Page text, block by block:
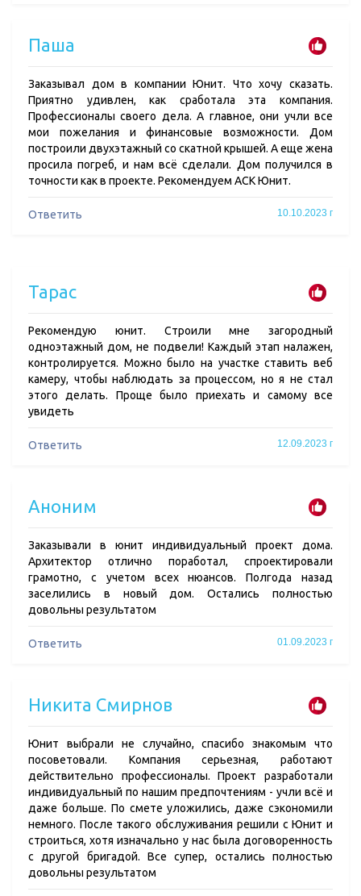
Паша
Заказывал дом в компании Юнит. Что хочу сказать.
Приятно удивлен, как сработала эта компания.
Профессионалы своего дела. А главное, они учли все
мои пожелания и финансовые возможности. Дом
построили двухэтажный со скатной крышей. А еще жена
просила погреб, и нам всё сделали. Дом получился в
точности как в проекте. Рекомендуем АСК Юнит.
Ответить 10.10.2023 г
Тарас
Рекомендую юнит. Строили мне загородный
одноэтажный дом, не подвели! Каждый этап налажен,
контролируется. Можно было на участке ставить веб
камеру, чтобы наблюдать за процессом, но я не стал
этого делать. Проще было приехать и самому все
увидеть
Ответить 12.09.2023 г
Аноним
Заказывали в юнит индивидуальный проект дома.
Архитектор отлично поработал, спроектировали
грамотно, с учетом всех нюансов. Полгода назад
заселились в новый дом. Остались полностью
довольны результатом
Ответить 01.09.2023 г
Никита Смирнов
Юнит выбрали не случайно, спасибо знакомым что
посоветовали. Компания серьезная, работают
действительно профессионалы. Проект разработали
индивидуальный по нашим предпочтениям - учли всё и
даже больше. По смете уложились, даже сэкономили
немного. После такого обслуживания решили с Юнит и
строиться, хотя изначально у нас была договоренность
с другой бригадой. Все супер, остались полностью
довольны результатом